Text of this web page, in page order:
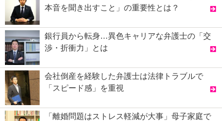
本音を聞き出すこと」の重要性とは？
銀行員から転身…異色キャリアな弁護士の「交
渉・折衝力」とは
会社倒産を経験した弁護士は法律トラブルで
「スピード感」を重視
「離婚問題はストレス軽減が大事」母子家庭で